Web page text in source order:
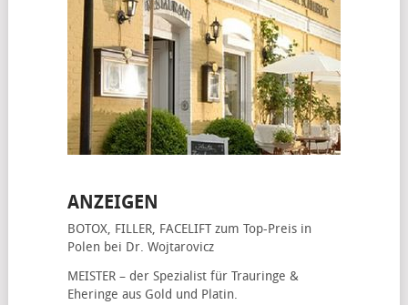
ANZEIGEN
BOTOX, FILLER, FACELIFTzum Top-Preis in
Polen bei Dr. Wojtarovicz
MEISTER – der Spezialist für Trauringe &
Eheringe aus Gold und Platin.